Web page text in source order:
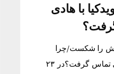
با هادی
را شکست/چرا
نویدکیا با هادی عقیلی تماس گرفت؟در ۲۳